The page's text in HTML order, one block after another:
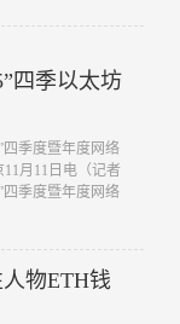
四季以太坊
四季度暨年度网络
月11日电（记者
四季度暨年度网络
物ETH钱